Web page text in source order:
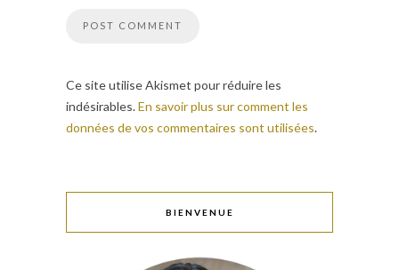
Ce site utilise Akismet pour réduire les
indésirables.En savoir plus sur comment les
données de vos commentaires sont utilisées.
BIENVENUE